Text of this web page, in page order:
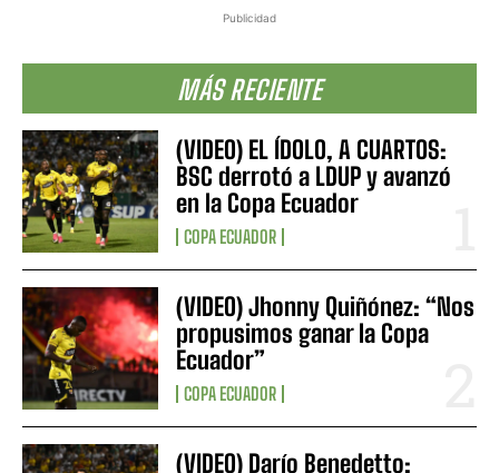
Publicidad
MÁS RECIENTE
(VIDEO) EL ÍDOLO, A CUARTOS:
BSC derrotó a LDUP y avanzó
en la Copa Ecuador
COPA ECUADOR
(VIDEO) Jhonny Quiñónez: “Nos
propusimos ganar la Copa
Ecuador”
COPA ECUADOR
(VIDEO) Darío Benedetto: